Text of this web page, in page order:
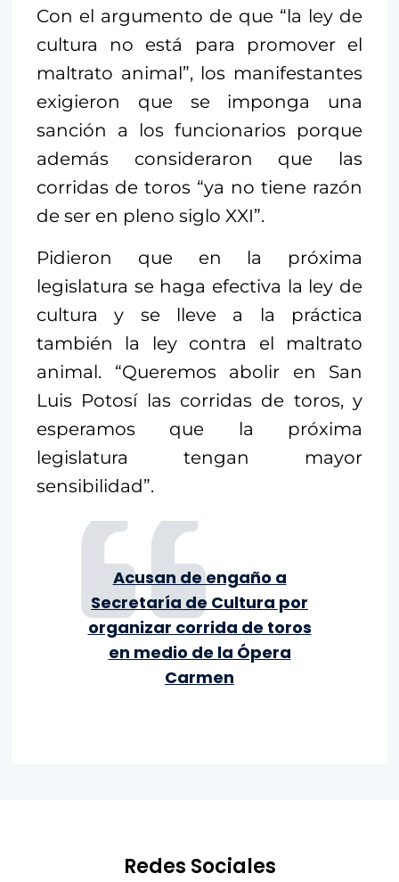
Con el argumento de que “la ley de
cultura no está para promover el
maltrato animal”, los manifestantes
exigieron que se imponga una
sanción a los funcionarios porque
además consideraron que las
corridas de toros “ya no tiene razón
de ser en pleno siglo XXI”.
Pidieron que en la próxima
legislatura se haga efectiva la ley de
cultura y se lleve a la práctica
también la ley contra el maltrato
animal. “Queremos abolir en San
Luis Potosí las corridas de toros, y
esperamos que la próxima
legislatura tengan mayor
sensibilidad”.
Acusan de engaño a
Secretaría de Cultura por
organizar corrida de toros
en medio de la Ópera
Carmen
Redes Sociales